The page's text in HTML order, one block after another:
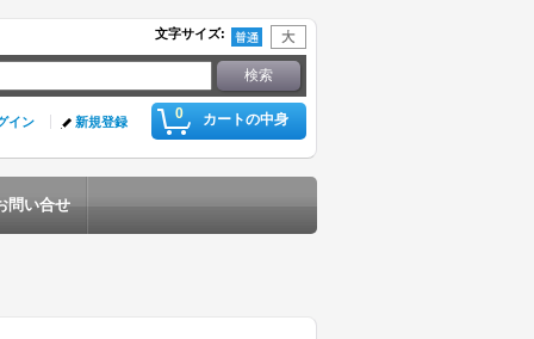
文字サイズ:
0 カートの中身
イン 新規登録
問い合せ